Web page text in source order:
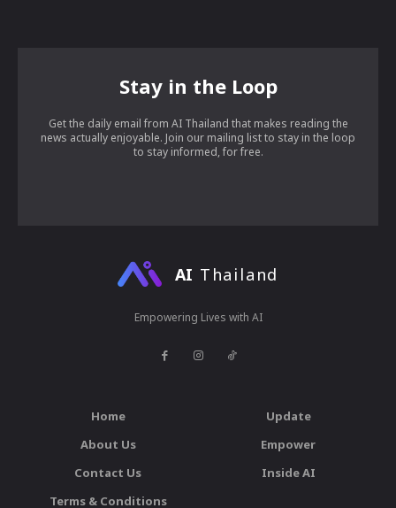
Stay in the Loop
Get the daily email from AI Thailand that makes reading the
news actually enjoyable. Join our mailing list to stay in the loop
to stay informed, for free.
AI Thailand
Empowering Lives with AI
Home
About Us
Contact Us
Terms & Conditions
Update
Empower
Inside AI